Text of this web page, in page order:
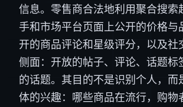
信息。零售商合法地利用聚合搜索
手和市场平台页面上公开的价格与
开的商品评论和星级评分，以及社
侧面：开放的帖子、评论、话题标
的话题。其目的不是识别个人，而
体的兴趣：哪些商品在流行，购物